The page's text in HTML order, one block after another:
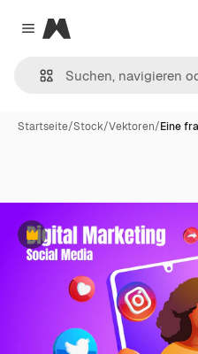
Close menu
Magnific
Startseite/Stock/Vektoren/Eine
Premium